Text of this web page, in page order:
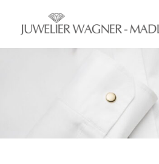
springen
Schmuck